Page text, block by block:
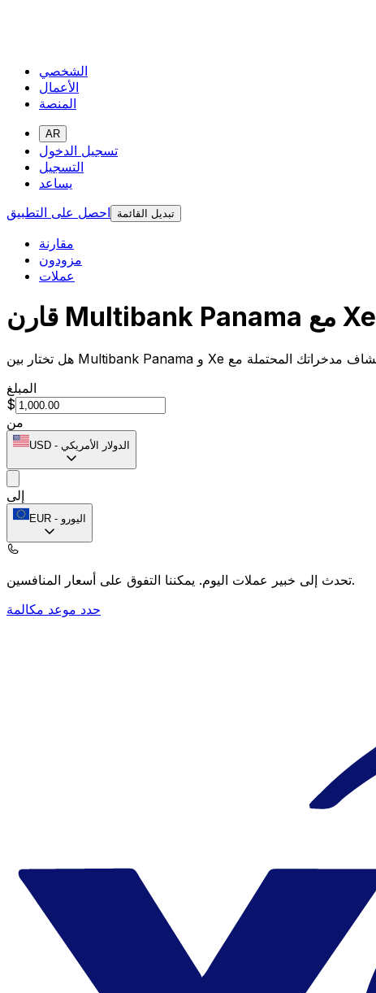
الشخصي
الأعمال
المنصة
AR
تسجيل الدخول
التسجيل
يساعد
احصل على التطبيق
تبديل القائمة
مقارنة
مزودون
عملات
قارن Multibank Panama مع Xe
المبلغ
$
من
USD - الدولار الأمريكي
إلى
EUR - اليورو
تحدث إلى خبير عملات اليوم.يمكننا التفوق على أسعار المنافسين.
حدد موعد مكالمة